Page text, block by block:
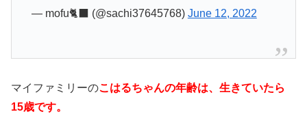
— mofu🐈‍⬛ (@sachi37645768) June 12, 2022
マイファミリーのこはるちゃんの年齢は、生きていたら
15歳です。